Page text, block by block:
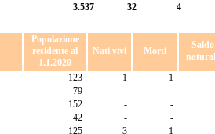
3.537 32
4
Popolazione
residente al
1.1.2020
Nati vivi Morti
Saldo
123 1
1
79 -
-
152 -
-
42 -
-
125 3
1